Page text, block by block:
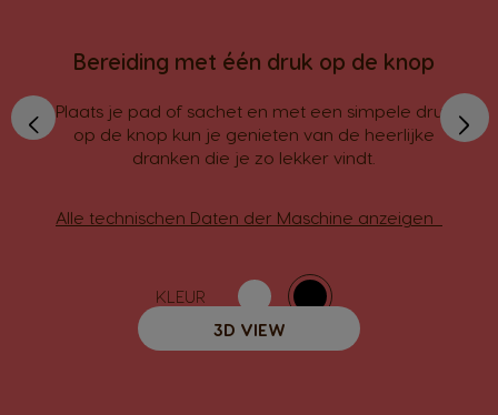
Bereiding met één druk op de knop
Plaats je pad of sachet en met een simpele druk
op de knop kun je genieten van de heerlijke
dranken die je zo lekker vindt.
Alle technischen Daten der Maschine anzeigen
KLEUR
3D VIEW
‹ ›